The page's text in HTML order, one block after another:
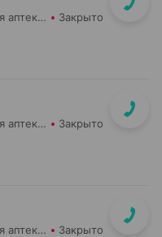
БелЛекоЦентр РУП Государственная аптека №28 Закрыто
БелЛекоЦентр РУП Государственная аптека №39 Закрыто
БелЛекоЦентр РУП Государственная аптека №22 Закрыто